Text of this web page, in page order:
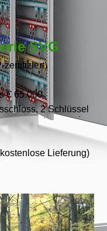
SVG
zertifiziert)
€ 65.000
2 Schlüssel
Lieferung)